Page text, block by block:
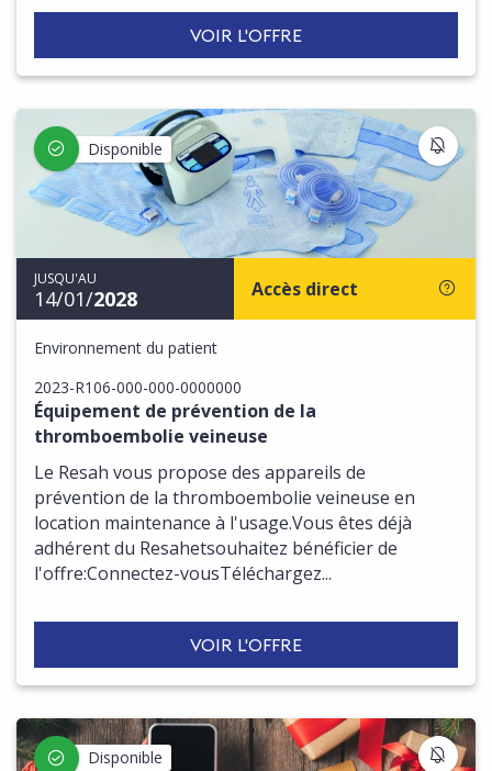
VOIR L'OFFRE
Disponible
JUSQU'AU
14/01/2028 Accès direct
Environnement du patient
2023-R106-000-000-0000000
Équipement de prévention de la
thromboembolie veineuse
Le Resah vous propose des appareils de
prévention de la thromboembolie veineuse en
location maintenance à l'usage.Vous êtes déjà
adhérent du Resahetsouhaitez bénéficier de
l'offre:Connectez-vousTéléchargez...
VOIR L'OFFRE
Disponible